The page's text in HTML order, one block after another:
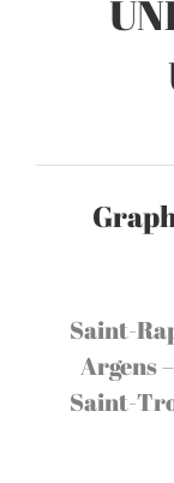
Saint-
Argens
Saint-